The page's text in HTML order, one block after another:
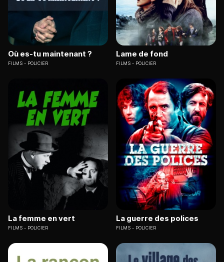
Où es-tu maintenant ?
FILMS POLICIER
Lame de fond
FILMS POLICIER
La femme en vert
FILMS POLICIER
La guerre des polices
FILMS POLICIER